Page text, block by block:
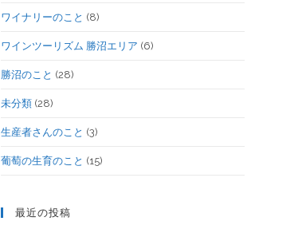
ワイナリーのこと (8)
ワインツーリズム 勝沼エリア (6)
勝沼のこと (28)
未分類 (28)
生産者さんのこと (3)
葡萄の生育のこと (15)
最近の投稿